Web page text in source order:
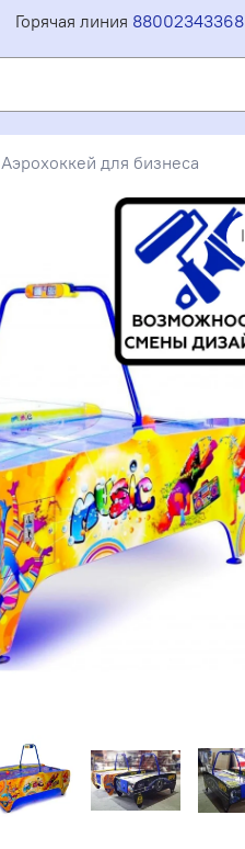
Горячая линия 88002343368
Аэрохоккей для бизнеса